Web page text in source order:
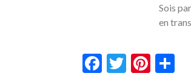
Sois
en
Facebook
Twitter